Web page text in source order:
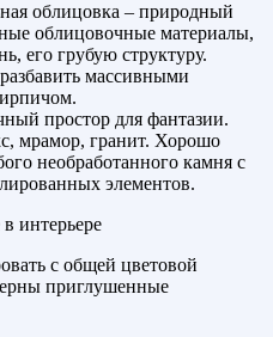
облицовка – природный
облицовочные материалы,
его грубую структуру.
массивными
простор для фантазии.
мрамор, гранит. Хорошо
необработанного камня с
элементов.
с общей цветовой
приглушенные